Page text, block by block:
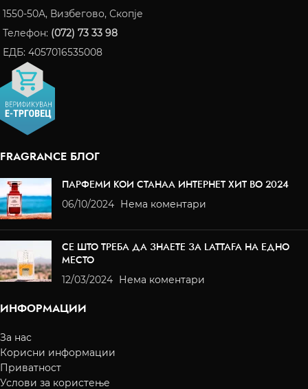
1550-50A, Визбегово, Скопје
Телефон: (072) 73 33 98
ЕДБ: 4057016535008
FRAGRANCE БЛОГ
ПАРФЕМИ КОИ СТАНАА ИНТЕРНЕТ ХИТ ВО 2024
06/10/2024 Нема коментари
СЕ ШТО ТРЕБА ДА ЗНАЕТЕ ЗА LATTAFA НА ЕДНО
МЕСТО
12/03/2024 Нема коментари
ИНФОРМАЦИИ
За нас
Корисни информации
Приватност
Услови за користење